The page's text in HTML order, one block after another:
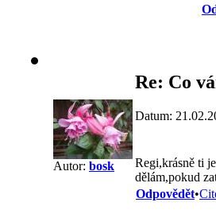
Autor: bosk
Re: Co
Datum:
Regi,krásně ti
dělám,pokud
Odpovědět•